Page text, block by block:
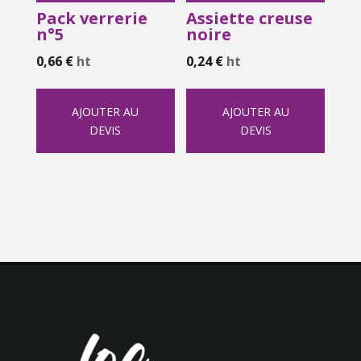
Pack verrerie
n°5
0,66 € ht
AJOUTER AU
DEVIS
Assiette creuse
noire
0,24€ ht
AJOUTER AU
DEVIS